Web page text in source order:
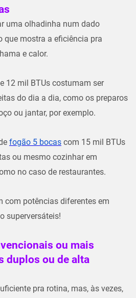
uma olhadinha num dado
que mostra a eficiência pra
e calor.
12 mil BTUs costumam ser
do dia a dia, como os preparos
ou jantar, por exemplo.
fogão 5 bocas com 15 mil BTUs
ou mesmo cozinhar em
no caso de restaurantes.
com potências diferentes em
superversáteis!
ou mais
duplos ou de alta
pra rotina, mas, às vezes,